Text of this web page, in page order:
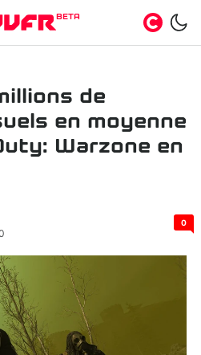
BETA
de
en moyenne
Warzone en
0